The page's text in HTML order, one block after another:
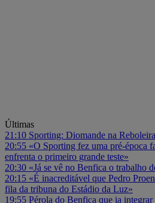
Últimas
21:10 Sporting: Diomande na
20:55 «O Sporting fez uma pré-época
enfrenta o primeiro grande teste»
20:30 «Já se vê no Benfica o trabalho
20:15 «É inacreditável que Pedro
fila da tribuna do Estádio da Luz»
19:55 Pérola do Benfica que ia